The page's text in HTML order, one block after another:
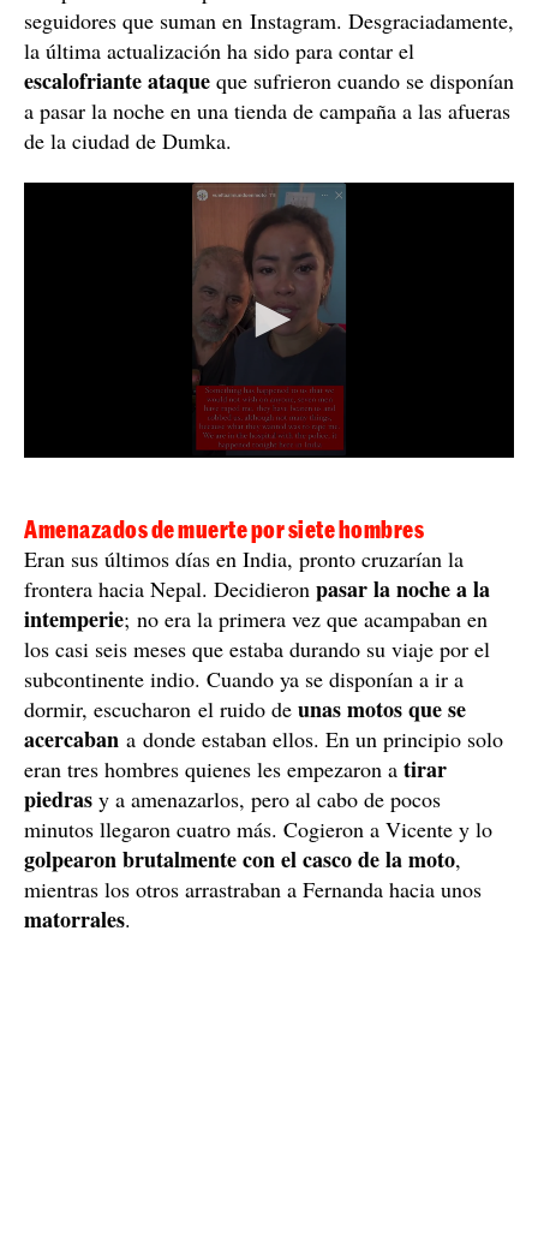
seguidores que suman en Instagram. Desgraciadamente,
la última actualización ha sido para contar el
escalofriante ataque que sufrieron cuando se disponían
a pasar la noche en una tienda de campaña a las afueras
de la ciudad de Dumka.